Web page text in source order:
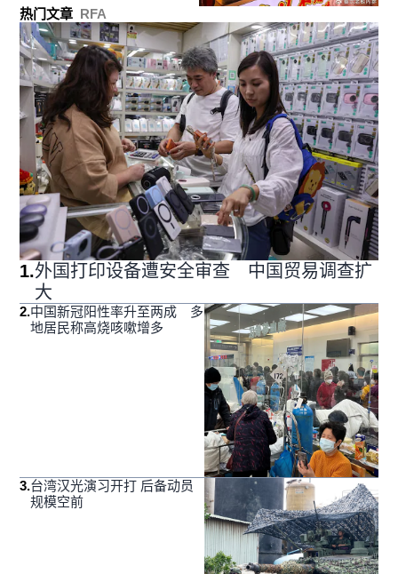
热门文章 RFA
1.外国打印设备遭安全审查 中国贸易调查扩
大
2.中国新冠阳性率升至两成 多
地居民称高烧咳嗽增多
3.台湾汉光演习开打 后备动员
规模空前